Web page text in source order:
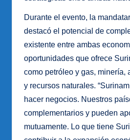
Durante el evento, la
destacó el potencial de
existente entre ambas
oportunidades que ofrece
como petróleo y gas, minería,
y recursos naturales.
hacer negocios. Nuestros
complementarios y pueden
mutuamente. Lo que tiene